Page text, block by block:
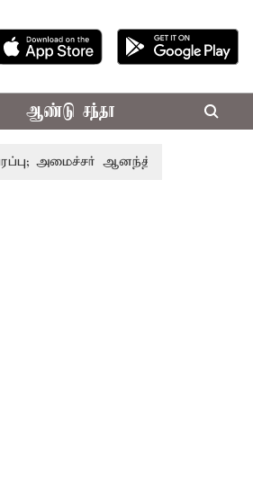
ஆண்டு சந்தா
ஆனந்த் உடன் சி.வி. சண்முகம்,